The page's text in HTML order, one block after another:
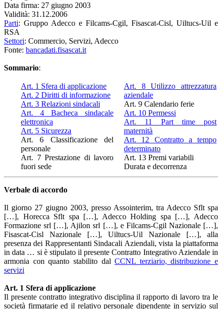
Data firma: 27 giugno 2003
Validità: 31.12.2006
Parti: Gruppo Adecco e Filcams-Cgil, Fisascat-Cisl, Uiltucs-Uil e
RSA
Settori: Commercio, Servizi, Adecco
Fonte: bancadati.fisascat.it
Sommario:
Art. 1 Sfera di applicazione
Art. 2 Diritti di informazione
Art. 3 Relazioni sindacali
Art. 4 Bacheca sindacale
elettronica
Art. 5 Sicurezza
Art. 6 Classificazione del
personale
Art. 7 Prestazione di lavoro
fuori sede
Art. 8 Utilizzo attrezzatura
aziendale
Art. 9 Calendario ferie
Art. 10 Permessi
Art. 11 Part time post
maternità
Art. 12 Contratto a tempo
determinato
Art. 13 Premi variabili
Durata e decorrenza
Verbale di accordo
Il giorno 27 giugno 2003, presso Assointerim, tra Adecco Sflt spa
[…], Horecca Sflt spa […], Adecco Holding spa […], Adecco
Formazione srl […], Ajilon srl […], e Filcams-Cgil Nazionale […],
Fisascat-Cisl Nazionale […], Uiltucs-Uil Nazionale […], alla
presenza dei Rappresentanti Sindacali Aziendali, vista la piattaforma
in data … si è stipulato il presente Contratto Integrativo Aziendale in
armonia con quanto stabilito dalCCNL terziario, distribuzione e
servizi
Art. 1 Sfera di applicazione
Il presente contratto integrativo disciplina il rapporto di lavoro tra le
società firmatarie ed il relativo personale dipendente in servizio sul